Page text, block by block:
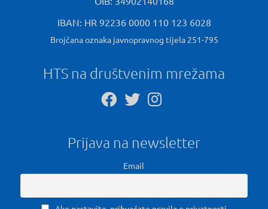
IBAN: HR 92236 0000 110 123 6028
Brojčana oznaka javnopravnog tijela 251-795
HTS na društvenim mrežama
Prijava na newsletter
Email